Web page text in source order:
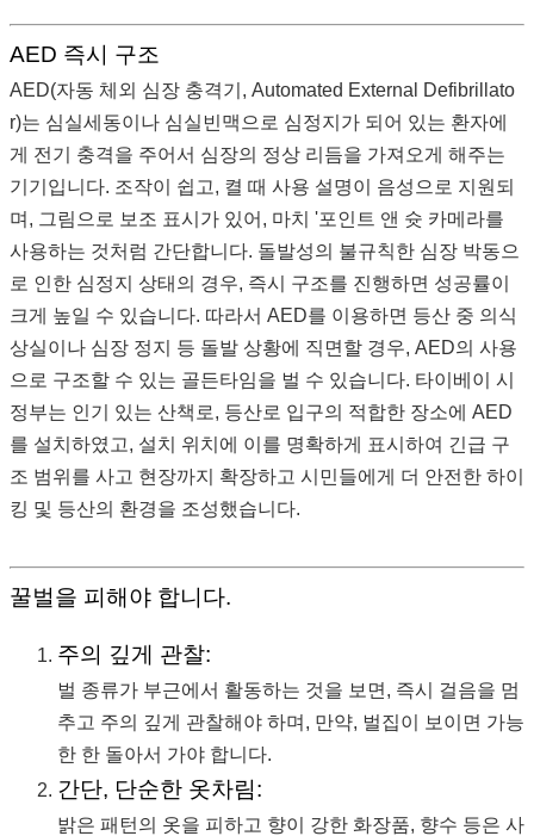
AED 즉시 구조
AED(자동 체외 심장 충격기, Automated External Defibrillato
r)는 심실세동이나 심실빈맥으로 심정지가 되어 있는 환자에
게 전기 충격을 주어서 심장의 정상 리듬을 가져오게 해주는
기기입니다. 조작이 쉽고, 켤 때 사용 설명이 음성으로 지원되
며, 그림으로 보조 표시가 있어, 마치 '포인트 앤 슛 카메라를
사용하는 것처럼 간단합니다. 돌발성의 불규칙한 심장 박동으
로 인한 심정지 상태의 경우, 즉시 구조를 진행하면 성공률이
크게 높일 수 있습니다. 따라서 AED를 이용하면 등산 중 의식
상실이나 심장 정지 등 돌발 상황에 직면할 경우, AED의 사용
으로 구조할 수 있는 골든타임을 벌 수 있습니다. 타이베이 시
정부는 인기 있는 산책로, 등산로 입구의 적합한 장소에 AED
를 설치하였고, 설치 위치에 이를 명확하게 표시하여 긴급 구
조 범위를 사고 현장까지 확장하고 시민들에게 더 안전한 하이
킹 및 등산의 환경을 조성했습니다.
꿀벌을 피해야 합니다.
주의 깊게 관찰:
벌 종류가 부근에서 활동하는 것을 보면, 즉시 걸음을 멈
추고 주의 깊게 관찰해야 하며, 만약, 벌집이 보이면 가능
한 한 돌아서 가야 합니다.
간단, 단순한 옷차림:
밝은 패턴의 옷을 피하고 향이 강한 화장품, 향수 등은 사